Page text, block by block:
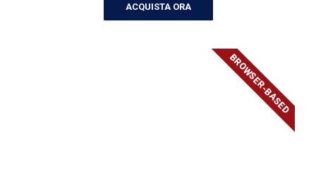
ACQUISTA ORA
BROWSER-BASED